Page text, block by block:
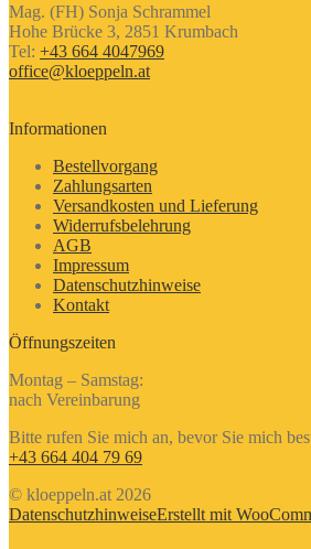
Mag. (FH) Sonja Schrammel
Hohe Brücke 3, 2851 Krumbach
Tel: +43 664 4047969
office@kloeppeln.at
Informationen
Bestellvorgang
Zahlungsarten
Versandkosten und Lieferung
Widerrufsbelehrung
AGB
Impressum
Datenschutzhinweise
Kontakt
Öffnungszeiten
Montag – Samstag:
nach Vereinbarung
Bitte rufen Sie mich an, bevor Sie mich
+43 664 404 79 69
© kloeppeln.at 2026
DatenschutzhinweiseErstellt mit